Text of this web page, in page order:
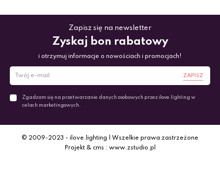
Zapisz się na newsletter
Zyskaj bon rabatowy
i otrzymuj informacje o nowościach i promocjach!
ZAPISZ
Zgadzam się na przetwarzanie danych osobowych przez ilove.lighting w
celach marketingowych.
© 2009-2023 - ilove.lighting | Wszelkie prawa zastrzeżone
Projekt & cms : www.zstudio.pl